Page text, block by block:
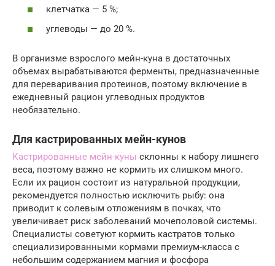
клетчатка — 5 %;
углеводы — до 20 %.
В организме взрослого мейн-куна в достаточных
объемах вырабатываются ферменты, предназначенные
для переваривания протеинов, поэтому включение в
ежедневный рацион углеводных продуктов
необязательно.
Для кастрированных мейн-кунов
Кастрированные мейн-куны склонны к набору лишнего
веса, поэтому важно не кормить их слишком много.
Если их рацион состоит из натуральной продукции,
рекомендуется полностью исключить рыбу: она
приводит к солевым отложениям в почках, что
увеличивает риск заболеваний мочеполовой системы.
Специалисты советуют кормить кастратов только
специализированными кормами премиум-класса с
небольшим содержанием магния и фосфора